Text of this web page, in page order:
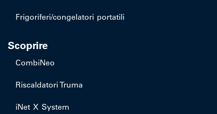
Frigoriferi/congelatori portatili
Scoprire
CombiNeo
Riscaldatori Truma
iNet X System